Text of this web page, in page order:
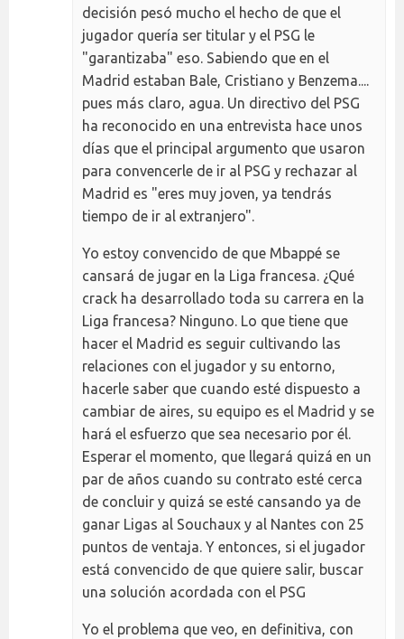
decisión pesó mucho el hecho de que el
jugador quería ser titular y el PSG le
"garantizaba" eso. Sabiendo que en el
Madrid estaban Bale, Cristiano y Benzema....
pues más claro, agua. Un directivo del PSG
ha reconocido en una entrevista hace unos
días que el principal argumento que usaron
para convencerle de ir al PSG y rechazar al
Madrid es "eres muy joven, ya tendrás
tiempo de ir al extranjero".
Yo estoy convencido de que Mbappé se
cansará de jugar en la Liga francesa. ¿Qué
crack ha desarrollado toda su carrera en la
Liga francesa? Ninguno. Lo que tiene que
hacer el Madrid es seguir cultivando las
relaciones con el jugador y su entorno,
hacerle saber que cuando esté dispuesto a
cambiar de aires, su equipo es el Madrid y se
hará el esfuerzo que sea necesario por él.
Esperar el momento, que llegará quizá en un
par de años cuando su contrato esté cerca
de concluir y quizá se esté cansando ya de
ganar Ligas al Souchaux y al Nantes con 25
puntos de ventaja. Y entonces, si el jugador
está convencido de que quiere salir, buscar
una solución acordada con el PSG
Yo el problema que veo, en definitiva, con